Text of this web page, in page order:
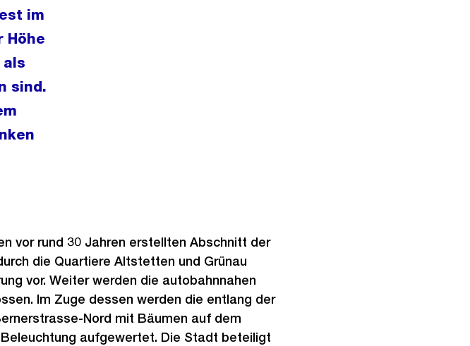
im
Höhe
als
sind.
vor rund 30 Jahren erstellten Abschnitt der
die Quartiere Altstetten und Grünau
vor. Weiter werden die autobahnnahen
Im Zuge dessen werden die entlang der
Nord mit Bäumen auf dem
aufgewertet. Die Stadt beteiligt